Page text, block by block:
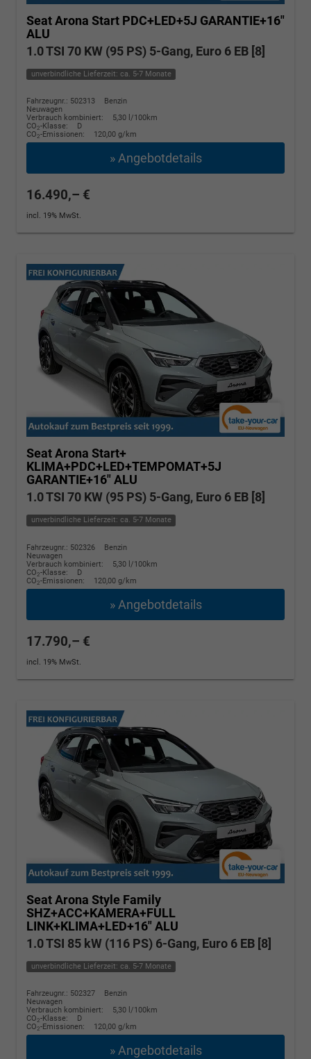
Seat Arona Start PDC+LED+5J GARANTIE+16"
ALU
1.0 TSI 70 KW (95 PS) 5-Gang, Euro 6 EB [8]
unverbindliche Lieferzeit: ca. 5-7 Monate
Fahrzeugnr.: 502313
Benzin
Neuwagen
Verbrauch kombiniert:
5,30 l/100km
CO2-Klasse:
D
CO2-Emissionen: 120,00 g/km
» Angebotdetails
16.490,– €
incl. 19% MwSt.
Seat Arona Start+
KLIMA+PDC+LED+TEMPOMAT+5J
GARANTIE+16" ALU
1.0 TSI 70 KW (95 PS) 5-Gang, Euro 6 EB [8]
unverbindliche Lieferzeit: ca. 5-7 Monate
Fahrzeugnr.: 502326
Benzin
Neuwagen
Verbrauch kombiniert:
5,30 l/100km
CO2-Klasse:
D
CO2-Emissionen: 120,00 g/km
» Angebotdetails
17.790,– €
incl. 19% MwSt.
Seat Arona Style Family
SHZ+ACC+KAMERA+FULL
LINK+KLIMA+LED+16" ALU
1.0 TSI 85 kW (116 PS) 6-Gang, Euro 6 EB [8]
unverbindliche Lieferzeit: ca. 5-7 Monate
Fahrzeugnr.: 502327
Benzin
Neuwagen
Verbrauch kombiniert:
5,30 l/100km
CO2-Klasse:
D
CO2-Emissionen: 120,00 g/km
» Angebotdetails